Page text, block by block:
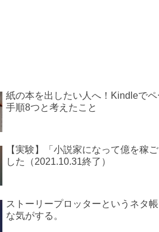
紙の本を出したい人へ！Kindleで
手順8つと考えたこと
【実験】「小説家になって億を稼
した（2021.10.31終了）
ストーリープロッターというネタ
な気がする。